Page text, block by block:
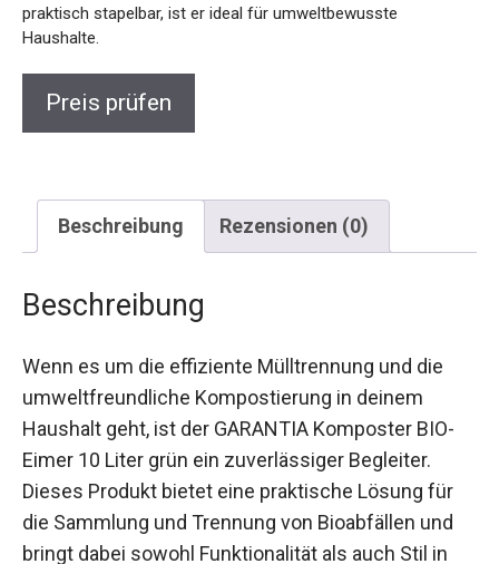
praktisch stapelbar, ist er ideal für umweltbewusste
Haushalte.
Preis prüfen
Beschreibung Rezensionen (0)
Beschreibung
Wenn es um die effiziente Mülltrennung und die
umweltfreundliche Kompostierung in deinem
Haushalt geht, ist der GARANTIA Komposter BIO-
Eimer 10 Liter grün ein zuverlässiger Begleiter.
Dieses Produkt bietet eine praktische Lösung für
die Sammlung und Trennung von Bioabfällen und
bringt dabei sowohl Funktionalität als auch Stil in